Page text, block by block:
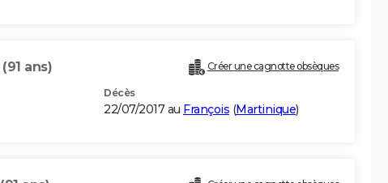
(91 ans) Créer une cagnotte obsèques
Décès
22/07/2017 au François (Martinique)